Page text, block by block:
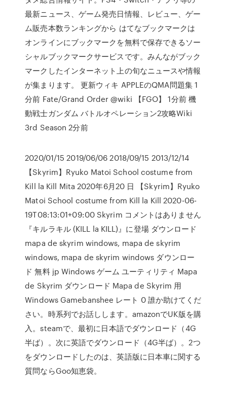
最新ニュース、ゲーム発売日情報、レビュー、ゲー
ム販売本数ランキングから はてなブックマークは
オンラインにブックマークを無料で保存できるソー
シャルブックマークサービスです。みんながブック
マークしたインターネット上の旬なニュースや情報
が集まります。 更新ウィキ APPLEのQMA問題集 1
分前 Fate/Grand Order @wiki 【FGO】 1分前 機
動戦士ガンダム バトルオペレーション2攻略Wiki
3rd Season 2分前
2020/01/15 2019/06/06 2018/09/15 2013/12/14
【Skyrim】Ryuko Matoi School costume from
Kill la Kill Mita 2020年6月20 日 【Skyrim】Ryuko
Matoi School costume from Kill la Kill 2020-06-
19T08:13:01+09:00 Skyrim コメントはありません
『キルラキル (KILL la KILL)』に登場 ダウンロード
mapa de skyrim windows, mapa de skyrim
windows, mapa de skyrim windows ダウンロー
ド 無料 jp Windows ゲーム ユーティリティ Mapa
de Skyrim ダウンロード Mapa de Skyrim 用
Windows Gamebanshee レート 0 誰か助けてくだ
さい。時系列でお話しします。amazonでUK版を購
入。steamで、最初に日本語でダウンロード（4G
半ば）。次に英語でダウンロード（4G半ば）。2つ
をダウンロードしたのは、英語版に日本車に関する
質問ならGoo知恵袋。